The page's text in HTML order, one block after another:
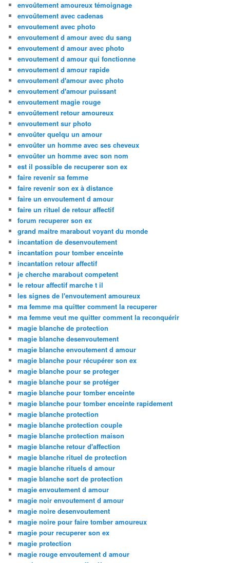
envoûtement amoureux témoignage
envoûtement avec cadenas
envoutement avec photo
envoutement d amour avec du sang
envoutement d amour avec photo
envoutement d amour qui fonctionne
envoutement d amour rapide
envoutement d'amour avec photo
envoutement d'amour puissant
envoutement magie rouge
envoûtement retour amoureux
envoutement sur photo
envoûter quelqu un amour
envoûter un homme avec ses cheveux
envoûter un homme avec son nom
est il possible de recuperer son ex
faire revenir sa femme
faire revenir son ex à distance
faire un envoutement d amour
faire un rituel de retour affectif
forum recuperer son ex
grand maitre marabout voyant du monde
incantation de desenvoutement
incantation pour tomber enceinte
incantation retour affectif
je cherche marabout competent
le retour affectif marche t il
les signes de l'envoutement amoureux
ma femme ma quitter comment la recuperer
ma femme veut me quitter comment la reconquérir
magie blanche de protection
magie blanche desenvoutement
magie blanche envoutement d amour
magie blanche pour récupérer son ex
magie blanche pour se proteger
magie blanche pour se protéger
magie blanche pour tomber enceinte
magie blanche pour tomber enceinte rapidement
magie blanche protection
magie blanche protection couple
magie blanche protection maison
magie blanche retour d'affection
magie blanche rituel de protection
magie blanche rituels d amour
magie blanche sort de protection
magie envoutement d amour
magie noir envoutement d amour
magie noire desenvoutement
magie noire pour faire tomber amoureux
magie pour recuperer son ex
magie protection
magie rouge envoutement d amour